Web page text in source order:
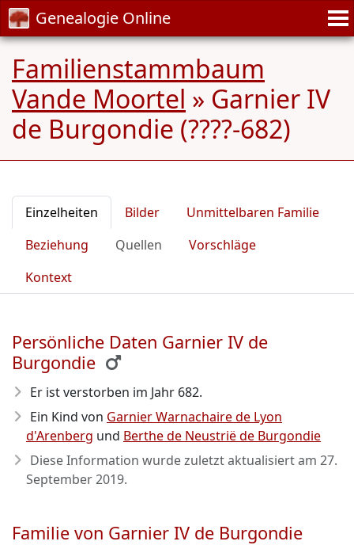
Genealogie Online
Familienstammbaum
Vande Moortel » Garnier IV
de Burgondie (????-682)
Einzelheiten Bilder
Unmittelbaren Familie
Beziehung
Quellen
Vorschläge
Kontext
Persönliche Daten Garnier IV de
Burgondie
Er ist verstorben im Jahr 682.
Ein Kind von Garnier Warnachaire de Lyon
d'Arenberg und Berthe de Neustrië de Burgondie
Diese Information wurde zuletzt aktualisiert am 27.
September 2019.
Familie von Garnier IV de Burgondie